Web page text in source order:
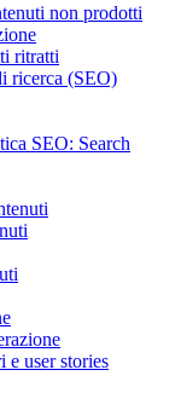
non prodotti
ritratti
ricerca (SEO)
SEO: Search
e user stories